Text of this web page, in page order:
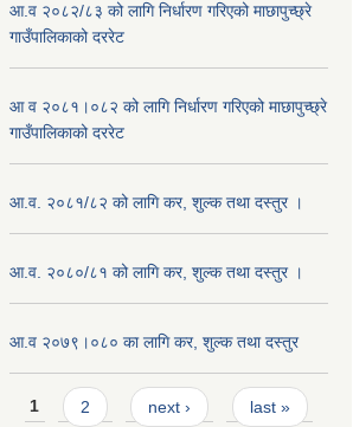
आ.व २०८२/८३ को लागि निर्धारण गरिएको माछापुच्छ्रे
गाउँपालिकाको दररेट
आ व २०८१।०८२ को लागि निर्धारण गरिएको माछापुच्छ्रे
गाउँपालिकाको दररेट
आ.व. २०८१/८२ को लागि कर, शुल्क तथा दस्तुर ।
आ.व. २०८०/८१ को लागि कर, शुल्क तथा दस्तुर ।
आ.व २०७९।०८० का लागि कर, शुल्क तथा दस्तुर
Pages
1 2 next › last »